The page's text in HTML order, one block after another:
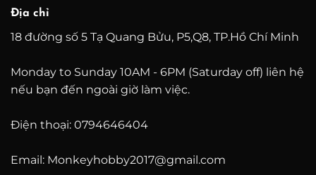
Địa chỉ
18 đường số 5 Tạ Quang Bửu, P5,Q8, TP.Hồ Chí Minh
Monday to Sunday 10AM - 6PM (Saturday off) liên hệ
nếu bạn đến ngoài giờ làm việc.
Điện thoại: 0794646404
Email: Monkeyhobby2017@gmail.com